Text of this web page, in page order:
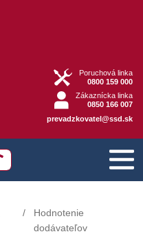
Poruchová linka
0800 159 000
Zákaznícka linka
0850 166 007
prevadzkovatel@ssd.sk
Hodnotenie
dodávateľov